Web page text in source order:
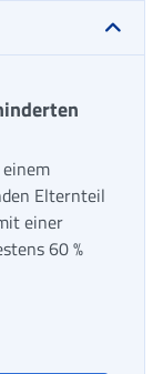
Elternteil
einer
60 %